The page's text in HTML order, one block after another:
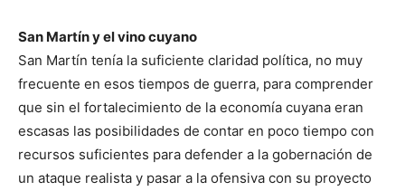
San Martín y el vino cuyano
San Martín tenía la suficiente claridad política, no muy
frecuente en esos tiempos de guerra, para comprender
que sin el fortalecimiento de la economía cuyana eran
escasas las posibilidades de contar en poco tiempo con
recursos suficientes para defender a la gobernación de
un ataque realista y pasar a la ofensiva con su proyecto